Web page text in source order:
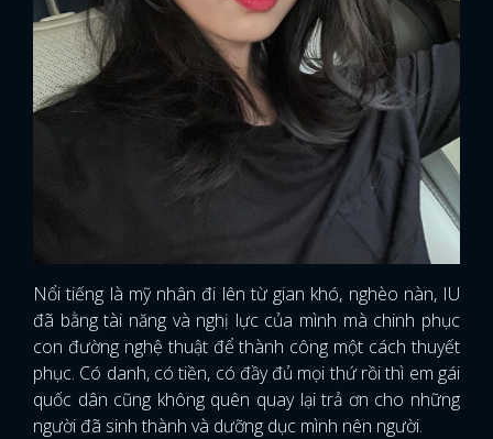
Nổi tiếng là mỹ nhân đi lên từ gian khó, nghèo nàn, IU
đã bằng tài năng và nghị lực của mình mà chinh phục
con đường nghệ thuật để thành công một cách thuyết
phục. Có danh, có tiền, có đầy đủ mọi thứ rồi thì em gái
quốc dân cũng không quên quay lại trả ơn cho những
người đã sinh thành và dưỡng dục mình nên người.